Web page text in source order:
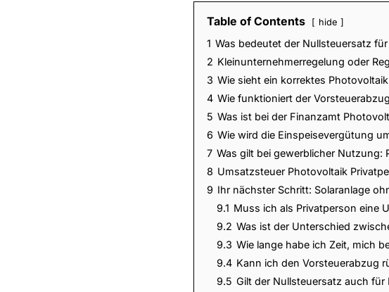
Table of Contents hide
1 Was bedeutet der Nullsteuersatz
2 Kleinunternehmerregelung oder
3 Wie sieht ein korrektes
4 Wie funktioniert der
5 Was ist bei der Finanzamt
6 Wie wird die Einspeisevergütung
7 Was gilt bei gewerblicher Nutzung:
8 Umsatzsteuer Photovoltaik
9 Ihr nächster Schritt: Solaranlage
9.1 Muss ich als Privatperson eine
9.2 Was ist der Unterschied
9.3 Wie lange habe ich Zeit, mich
9.4 Kann ich den Vorsteuerabzug
9.5 Gilt der Nullsteuersatz auch für